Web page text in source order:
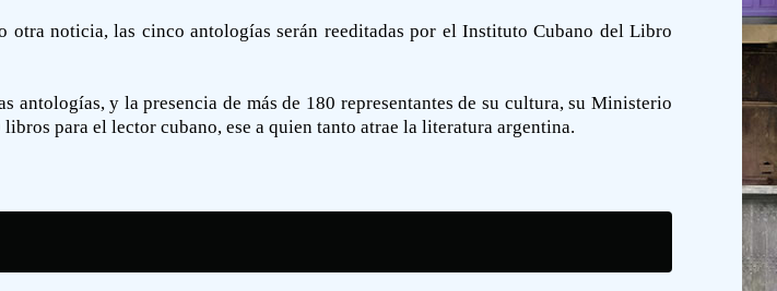
noticia, las cinco antologías serán reeditadas por el Instituto Cubano del Libro
antologías, y la presencia de más de 180 representantes de su cultura, su Ministerio
para el lector cubano, ese a quien tanto atrae la literatura argentina.